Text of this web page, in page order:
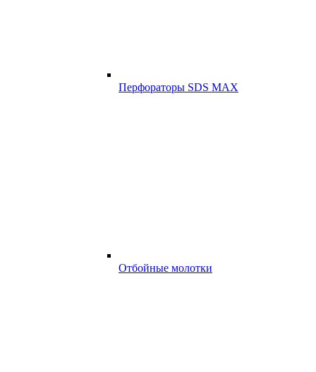
Перфораторы SDS MAX
Отбойные молотки